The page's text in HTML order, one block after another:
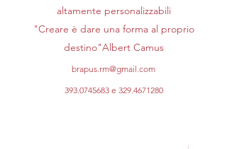
altamente personalizzabili
"Creare è dare una forma al proprio
destino"Albert Camus
brapus.rm@gmail.com
393.0745683e 329.4671280